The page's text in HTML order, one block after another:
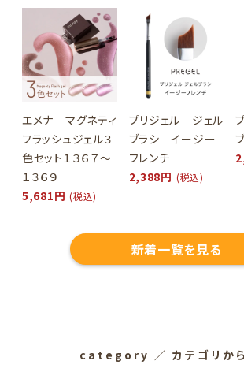
エメナ マグネティ
フラッシュジェル３
色セット１３６７～
１３６９
5,681円 (税込)
プリジェル ジェル
ブラシ イージー
フレンチ
2,388円 (税込)
新着一覧を見る
category ／ カテゴリか